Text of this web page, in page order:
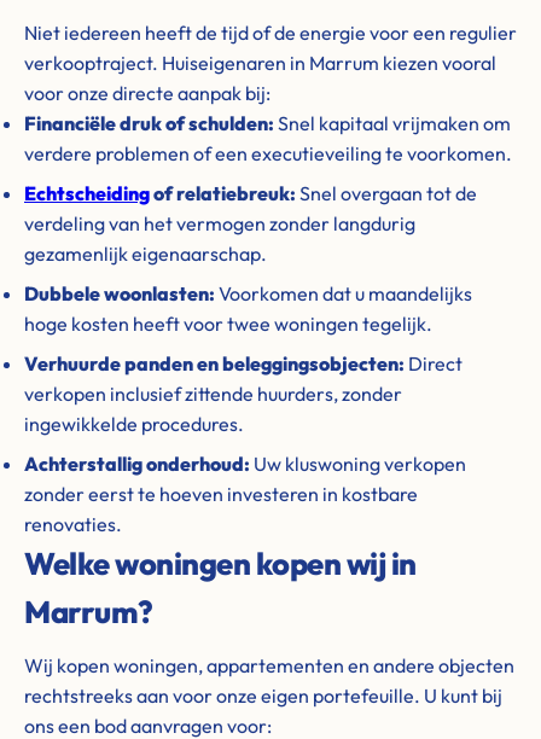
Niet iedereen heeft de tijd of de energie voor een regulier
verkooptraject. Huiseigenaren in Marrum kiezen vooral
voor onze directe aanpak bij:
Financiële druk of schulden: Snel kapitaal vrijmaken om
verdere problemen of een executieveiling te voorkomen.
Echtscheidingof relatiebreuk: Snel overgaan tot de
verdeling van het vermogen zonder langdurig
gezamenlijk eigenaarschap.
Dubbele woonlasten: Voorkomen dat u maandelijks
hoge kosten heeft voor twee woningen tegelijk.
Verhuurde panden en beleggingsobjecten: Direct
verkopen inclusief zittende huurders, zonder
ingewikkelde procedures.
Achterstallig onderhoud: Uw kluswoning verkopen
zonder eerst te hoeven investeren in kostbare
renovaties.
Welke woningen kopen wij in
Marrum?
Wij kopen woningen, appartementen en andere objecten
rechtstreeks aan voor onze eigen portefeuille. U kunt bij
ons een bod aanvragen voor: